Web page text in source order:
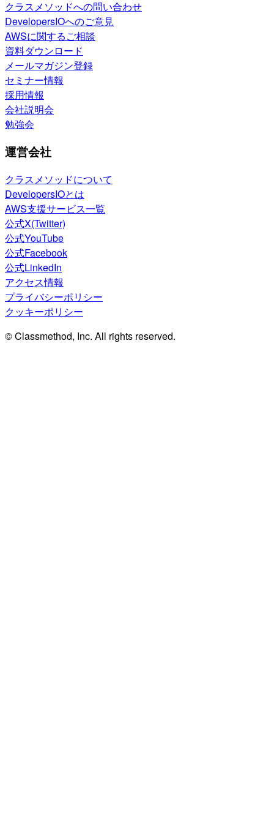
クラスメソッドへの問い合わせ
DevelopersIOへのご意見
AWSに関するご相談
資料ダウンロード
メールマガジン登録
セミナー情報
採用情報
会社説明会
勉強会
運営会社
クラスメソッドについて
DevelopersIOとは
AWS支援サービス一覧
公式X(Twitter)
公式YouTube
公式Facebook
公式LinkedIn
アクセス情報
プライバシーポリシー
クッキーポリシー
© Classmethod, Inc. All rights reserved.